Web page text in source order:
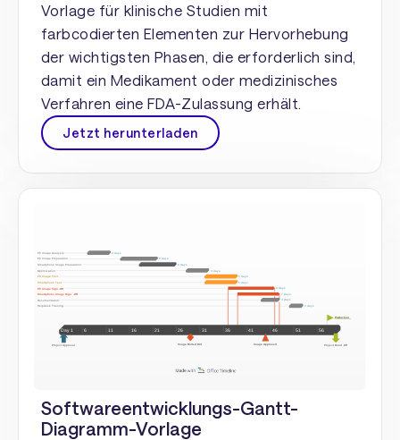
Vorlage für klinische Studien mit
farbcodierten Elementen zur Hervorhebung
der wichtigsten Phasen, die erforderlich sind,
damit ein Medikament oder medizinisches
Verfahren eine FDA-Zulassung erhält.
Jetzt herunterladen
Softwareentwicklungs-Gantt-
Diagramm-Vorlage